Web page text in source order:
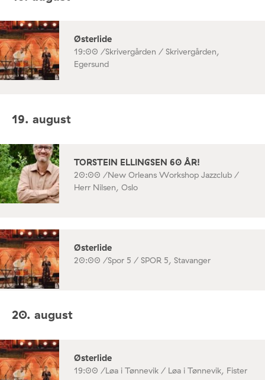
Østerlide
19:00 /Skrivergården / Skrivergården,
Egersund
19. august
TORSTEIN ELLINGSEN 60 ÅR!
20:00 /New Orleans Workshop Jazzclub /
Herr Nilsen, Oslo
Østerlide
20:00 /Spor 5 / SPOR 5, Stavanger
20. august
Østerlide
19:00 /Løa i Tønnevik / Løa i Tønnevik, Fister